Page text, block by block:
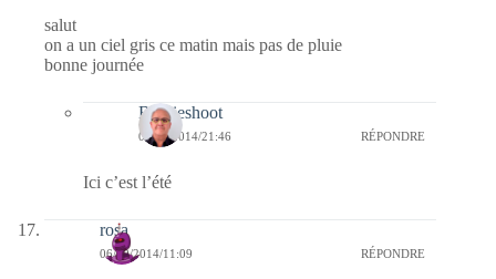
salut
on a un ciel gris ce matin mais pas de pluie
bonne journée
Bernieshoot
06/09/2014/21:46 RÉPONDRE
Ici c’est l’été
rosa
06/09/2014/11:09 RÉPONDRE